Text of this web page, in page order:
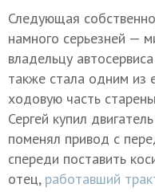
Следующая
намного серьезней —
владельцу
также стала одним из
ходовую часть
Сергей купил
поменял привод с
спереди поставить
отец, работавший